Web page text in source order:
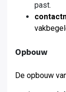
past.
Opbouw
De opbouw